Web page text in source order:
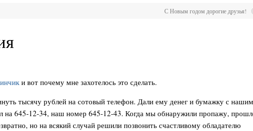
С Новым годом дорогие друзья!
и вот почему мне захотелось это сделать.
тысячу рублей на сотовый телефон. Дали ему денег и бумажку с нашим
на 645-12-34, наш номер 645-12-43. Когда мы обнаружили пропажу,
но на всякий случай решили позвонить счастливому обладателю